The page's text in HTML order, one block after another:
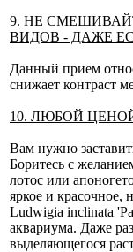
9. НЕ
ВИДОВ - ДАЖЕ
Данный прием
снижает контраст
10. ЛЮБОЙ
Вам нужно
Боритесь с
лотос или
яркое и красочное,
Ludwigia inclinata
аквариума. Даже
выделяющегося